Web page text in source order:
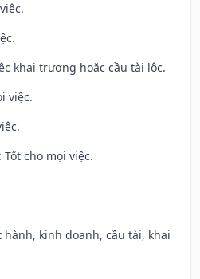
khai trương hoặc cầu tài lộc.
việc.
cho mọi việc.
hành, kinh doanh, cầu tài, khai